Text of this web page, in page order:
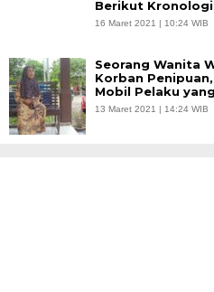
Berikut
16 Maret 2021 | 10:24 WIB
Seorang Wanita
Korban
Mobil Pelaku
13 Maret 2021 | 14:24 WIB